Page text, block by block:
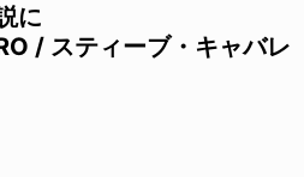
に
/ スティーブ・キャバレ